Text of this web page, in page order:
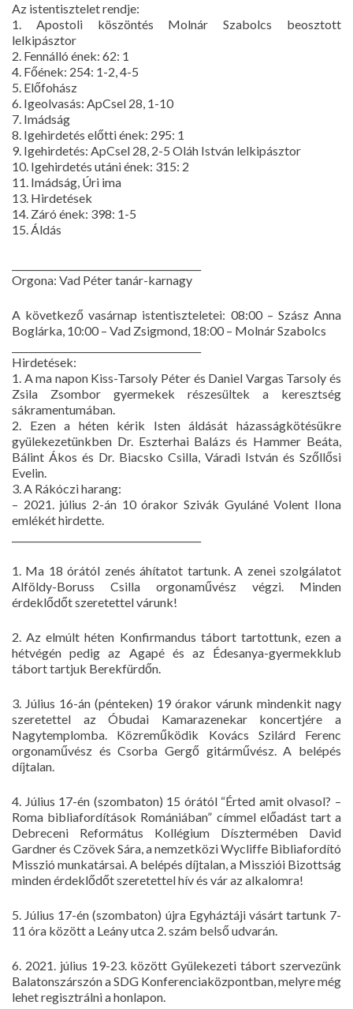
Az istentisztelet rendje:
1. Apostoli köszöntés Molnár Szabolcs beosztott
lelkipásztor
2. Fennálló ének: 62: 1
4. Főének: 254: 1-2, 4-5
5. Előfohász
6. Igeolvasás: ApCsel 28, 1-10
7. Imádság
8. Igehirdetés előtti ének: 295: 1
9. Igehirdetés: ApCsel 28, 2-5 Oláh István lelkipásztor
10. Igehirdetés utáni ének: 315: 2
11. Imádság, Úri ima
13. Hirdetések
14. Záró ének: 398: 1-5
15. Áldás
Orgona: Vad Péter tanár-karnagy
A következő vasárnap istentiszteletei: 08:00 – Szász Anna
Boglárka, 10:00 – Vad Zsigmond, 18:00 – Molnár Szabolcs
Hirdetések:
1. A ma napon Kiss-Tarsoly Péter és Daniel Vargas Tarsoly és
Zsila Zsombor gyermekek részesültek a keresztség
sákramentumában.
2. Ezen a héten kérik Isten áldását házasságkötésükre
gyülekezetünkben Dr. Eszterhai Balázs és Hammer Beáta,
Bálint Ákos és Dr. Biacsko Csilla, Váradi István és Szőllősi
Evelin.
3. A Rákóczi harang:
– 2021. július 2-án 10 órakor Szivák Gyuláné Volent Ilona
emlékét hirdette.
1. Ma 18 órától zenés áhítatot tartunk. A zenei szolgálatot
Alföldy-Boruss Csilla orgonaművész végzi. Minden
érdeklődőt szeretettel várunk!
2. Az elmúlt héten Konfirmandus tábort tartottunk, ezen a
hétvégén pedig az Agapé és az Édesanya-gyermekklub
tábort tartjuk Berekfürdőn.
3. Július 16-án (pénteken) 19 órakor várunk mindenkit nagy
szeretettel az Óbudai Kamarazenekar koncertjére a
Nagytemplomba. Közreműködik Kovács Szilárd Ferenc
orgonaművész és Csorba Gergő gitárművész. A belépés
díjtalan.
4. Július 17-én (szombaton) 15 órától “Érted amit olvasol? –
Roma bibliafordítások Romániában” címmel előadást tart a
Debreceni Református Kollégium Dísztermében David
Gardner és Czövek Sára, a nemzetközi Wycliffe Bibliafordító
Misszió munkatársai. A belépés díjtalan, a Missziói Bizottság
minden érdeklődőt szeretettel hív és vár az alkalomra!
5. Július 17-én (szombaton) újra Egyháztáji vásárt tartunk 7-
11 óra között a Leány utca 2. szám belső udvarán.
6. 2021. július 19-23. között Gyülekezeti tábort szervezünk
Balatonszárszón a SDG Konferenciaközpontban, melyre még
lehet regisztrálni a honlapon.